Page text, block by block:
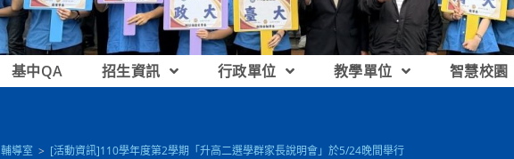
基中QA 招生資訊 行政單位 教學單位 智慧校園
輔導室 > [活動資訊]110學年度第2學期「升高二選學群家長說明會」於5/24晚間舉行